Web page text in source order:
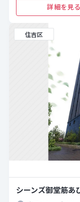
詳細を見る
住吉区
シーンズ御堂筋あ